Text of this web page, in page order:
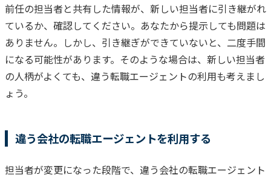
前任の担当者と共有した情報が、新しい担当者に引き継がれ
ているか、確認してください。 あなたから提示しても問題は
ありません。 しかし、引き継ぎができていないと、二度手間
になる可能性があります。 そのような場合は、新しい担当者
の人柄がよくても、違う転職エージェントの利用も考えまし
ょう。
違う会社の転職エージェントを利用する
担当者が変更になった段階で、違う会社の転職エージェント